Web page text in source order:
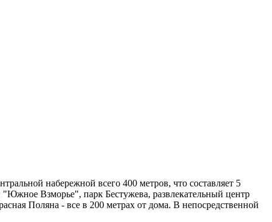
набережной всего 400 метров, что составляет 5
Взморье", парк Бестужева, развлекательный центр
Поляна - все в 200 метрах от дома. В непосредственной